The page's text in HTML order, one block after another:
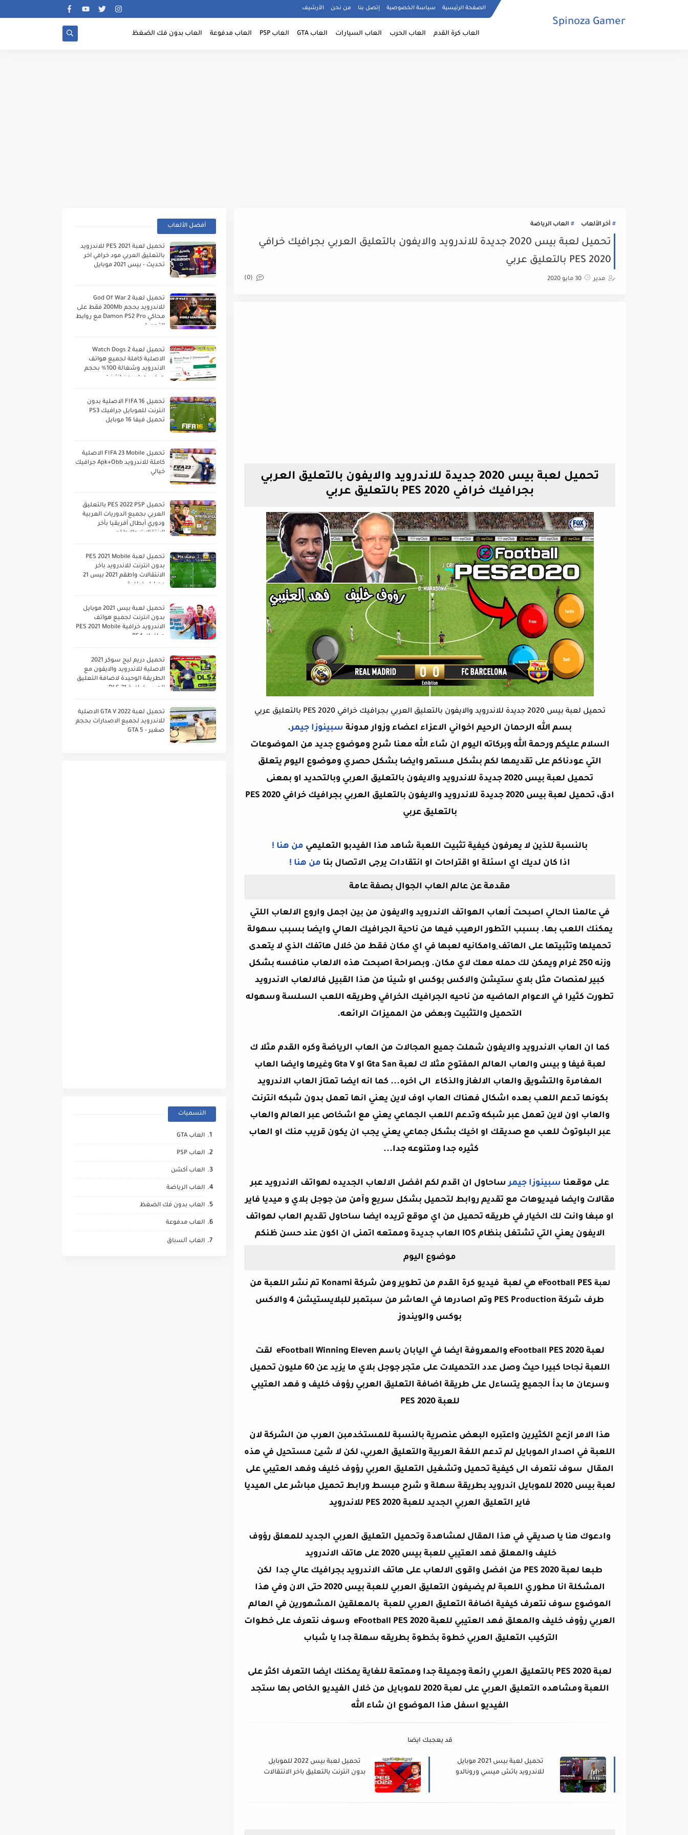
الصفحة الرئيسية سياسة الخصوصية إتصل بنا من نحن الأرشيف
Spinoza Gamer
العاب كرة القدم العاب الحرب العاب السيارات العاب GTA العاب PSP العاب مدفوعة العاب بدون فك الضغظ
أخر الألعاب العاب الرياضة
تحميل لعبة بيس 2020 جديدة للاندرويد والايفون بالتعليق العربي بجرافيك خرافي
PES 2020 بالتعليق عربي
مدير 30 مايو 2020 (0)
تحميل لعبة بيس 2020 جديدة للاندرويد والايفون بالتعليق العربي
بجرافيك خرافي PES 2020 بالتعليق عربي
تحميل لعبة بيس 2020 جديدة للاندرويد والايفون بالتعليق العربي بجرافيك خرافي PES 2020 بالتعليق عربي
بسم الله الرحمان الرحيم اخواني الاعزاء اعضاء وزوار مدونة سبينوزا جيمر.
السلام عليكم ورحمة الله وبركاته اليوم ان شاء الله معنا شرح وموضوع جديد من الموضوعات
التي عودناكم على تقديمها لكم بشكل مستمر وايضا بشكل حصري وموضوع اليوم يتعلق
تحميل لعبة بيس 2020 جديدة للاندرويد والايفون بالتعليق العربي وبالتحديد او بمعنى
ادق،
تحميل لعبة بيس 2020 جديدة للاندرويد والايفون بالتعليق العربي بجرافيك خرافي PES 2020
بالتعليق عربي
بالنسبة للذين لا يعرفون كيفية تثبيت اللعبة شاهد هذا الفيدبو التعليمي من هنا !
اذا كان لديك اي اسئلة او اقتراحات او انتقادات يرجى الاتصال بنا من هنا !
مقدمة عن عالم العاب الجوال بصفة عامة
في عالمنا الحالي اصبحت ألعاب الهواتف الاندرويد والايفون من بين اجمل واروع الالعاب اللتي
يمكنك اللعب بها. بسبب التطور الرهيب فيها من ناحية الجرافيك العالي وايضا بسبب سهولة
تحميلها وتثبيتها على الهاتف وامكانيه لعبها في اي مكان فقط من خلال هاتفك الذي لا يتعدى
وزنه 250 غرام ويمكن لك حمله معك لاي مكان. وبصراحة اصبحت هذه الالعاب منافسه بشكل
كبير لمنصات مثل بلاي ستيشن والاكس بوكس او شيئا من هذا القبيل فالالعاب الاندرويد
تطورت كثيرا في الاعوام الماضيه من ناحيه الجرافيك الخرافي وطريقه اللعب السلسة وسهوله
التحميل والتثبيت وبعض من المميزات الرائعه.
كما ان العاب الاندرويد والايفون شملت جميع المجالات من العاب الرياضة وكره القدم مثلا ك
لعبة فيفا و بيس والعاب العالم المفتوح مثلا ك لعبة Gta San او Gta V وغيرها وايضا العاب
المغامرة والتشويق والعاب الالغاز والذكاء الى اخره... كما انه ايضا تمتاز العاب الاندرويد
بكونها تدعم اللعب بعده اشكال فهناك العاب اوف لاين يعني انها تعمل بدون شبكه انترنت
والعاب اون لاين تعمل عبر شبكه وتدعم اللعب الجماعي يعني مع اشخاص عبر العالم والعاب
عبر البلوتوث للعب مع صديقك او اخيك بشكل جماعي يعني يجب ان يكون قريب منك او العاب
كثيره جدا ومتنوعه جدا...
على موقعنا سبينوزا جيمرساحاول ان اقدم لكم افضل الالعاب الجديده لهواتف الاندرويد عبر
مقالات وايضا فيديوهات مع تقديم روابط لتحميل بشكل سريع وآمن من جوجل بلاي و ميديا فاير
او مبغا وانت لك الخيار في طريقه تحميل من اي موقع تريده ايضا ساحاول تقديم العاب لهواتف
الايفون يعني التي تشتغل بنظام IOS العاب جديدة وممتعه اتمنى ان اكون
عند حسن ظنكم
موضوع اليوم
لعبة eFootball PES هي لعبة
فيديو كرة القدم من تطوير ومن شركة Konami تم نشر اللعبة من
طرف شركة PES Production وتم اصادرها في العاشر من سبتمبر للبلايستيشن 4 والاكس
بوكس والويندوز
لعبة eFootball PES 2020 والمعروفة ايضا في اليابان باسم eFootball Winning Eleven لقت
اللعبة نجاحا كبيرا حيث وصل عدد التحميلات على متجر جوجل بلاي ما يزيد عن 60 مليون تحميل
وسرعان ما بدأ الجميع يتساءل على طريقة اضافة التعليق العربي رؤوف خليف و فهد العتيبي
للعبة PES 2020
هذا الامر ازعج الكثيرين واعتبره البعض عنصرية بالنسبة للمستخدمبن العرب ﻣﻦ الشركة لان
اللعبة في اصدار الموبايل لم تدعم اللغة العربية والتعليق العربي، ﻟﻜﻦ ﻻ ﺷﻴﺊ ﻣﺴﺘﺤﻴل في هذه
المقال سوف نتعرف الى كيفية تحميل وتشغيل التعليق العربي رؤوف خليف وفهد العتيبي على
لعبة بيس 2020 للموبايل اندرويد بطريقة سهلة و شرح مبسط ورابط تحميل مباشر على الميديا
فاير التعليق العربي الجديد للعبة PES 2020 للاندرويد
وادعوك هنا يا صديقي في هذا المقال لمشاهدة وتحميل التعليق العربي الجديد للمعلق رؤوف
خليف والمعلق فهد العتيبي للعبة بيس 2020 على هاتف الاندرويد
طبعا لعبة PES 2020 من افضل واقوى الالعاب على هاتف الاندرويد بجرافيك عالي جدا لكن
المشكلة انا مطوري اللعبة لم يضيفون التعليق العربي للعبة بيس 2020 حتى الان وفي هذا
الموضوع سوف نتعرف كيفية اضافة التعليق العربي للعبة بالمعلقين المشهورين في العالم
العربي رؤوف خليف والمعلق فهد العتيبي للعبة eFootball PES 2020 وسوف نتعرف على خطوات
التركيب التعليق العربي خطوة بخطوة بطريقه سهلة جدا يا شباب
لعبة PES 2020 بالتعليق العربي رائعة وجميلة جدا وممتعة للغاية يمكنك ايضا التعرف اكثر على
اللعبة ومشاهده التعليق العربي على لعبة 2020 للموبايل من خلال الفيديو الخاص بها ستجد
الفيديو اسفل هذا الموضوع ان شاء الله
قد يعجبك ايضا
تحميل لعبة بيس 2021 موبايل
للاندرويد باتش ميسي ورونالدو
تحميل لعبة بيس 2022 للموبايل
بدون انترنت بالتعليق باخر الانتقالات
أفضل الألعاب
تحميل لعبة PES 2021 للاندرويد
بالتعليق العربي مود خرافي اخر
تحديث - بيس 2021 موبايل
تحميل لعبة God Of War 2
للاندرويد بحجم 200Mb فقط على
محاكي Damon PS2 Pro مع روابط
التحميل
تحميل لعبة Watch Dogs 2
الاصلية كاملة لجميع هواتف
الاندرويد وشغالة 100% بحجم
صغير جدا بدون انترنت
تحميل FIFA 16 الاصلية بدون
انترنت للموبايل جرافيك PS3
تحميل فيفا 16 موبايل
تحميل FIFA 23 Mobile الاصلية
كاملة للاندرويد Apk+Obb جرافيك
خيالي
تحميل PES 2022 PSP بالتعليق
العربي بجميع الدوريات العربية
ودوري أبطال أفريقيا بأخر
الانتقالات والاطقم
تحميل لعبة PES 2021 Mobile
بدون انترنت للاندرويد باخر
الانتقالات واطقم 2021 بيس 21
موبايل خرافية
تحميل لعبة بيس 2021 موبايل
بدون انترنت لجميع هواتف
الاندرويد خرافية PES 2021 Mobile
جرافيك PS4
تحميل دريم ليج سوكر 2021
الاصلية للاندرويد والايفون مع
الطريقة الوحيدة لاضافة التعليق
العربي خرافية DLS 21
تحميل لعبة GTA V 2022 الاصلية
للاندرويد لجميع الاصدارات بحجم
صغير - GTA 5
التسميات
العاب GTA
العاب PSP
العاب أكشن
العاب الرياضة
العاب بدون فك الضغظ
العاب مدفوعة
العاب ﺍﻟﺴباق